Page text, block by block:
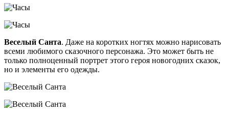
Веселый Санта. Даже на коротких ногтях можно нарисовать
всеми любимого сказочного персонажа. Это может быть не
только полноценный портрет этого героя новогодних сказок,
но и элементы его одежды.